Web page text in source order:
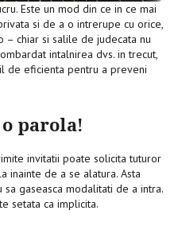
Este un mod din ce in ce mai
si de a o intrerupe cu orice,
chiar si salile de judecata nu
intalnirea dvs. in trecut,
de eficienta pentru a preveni
parola!
invitatii poate solicita tuturor
inainte de a se alatura. Asta
gaseasca modalitati de a intra.
setata ca implicita.